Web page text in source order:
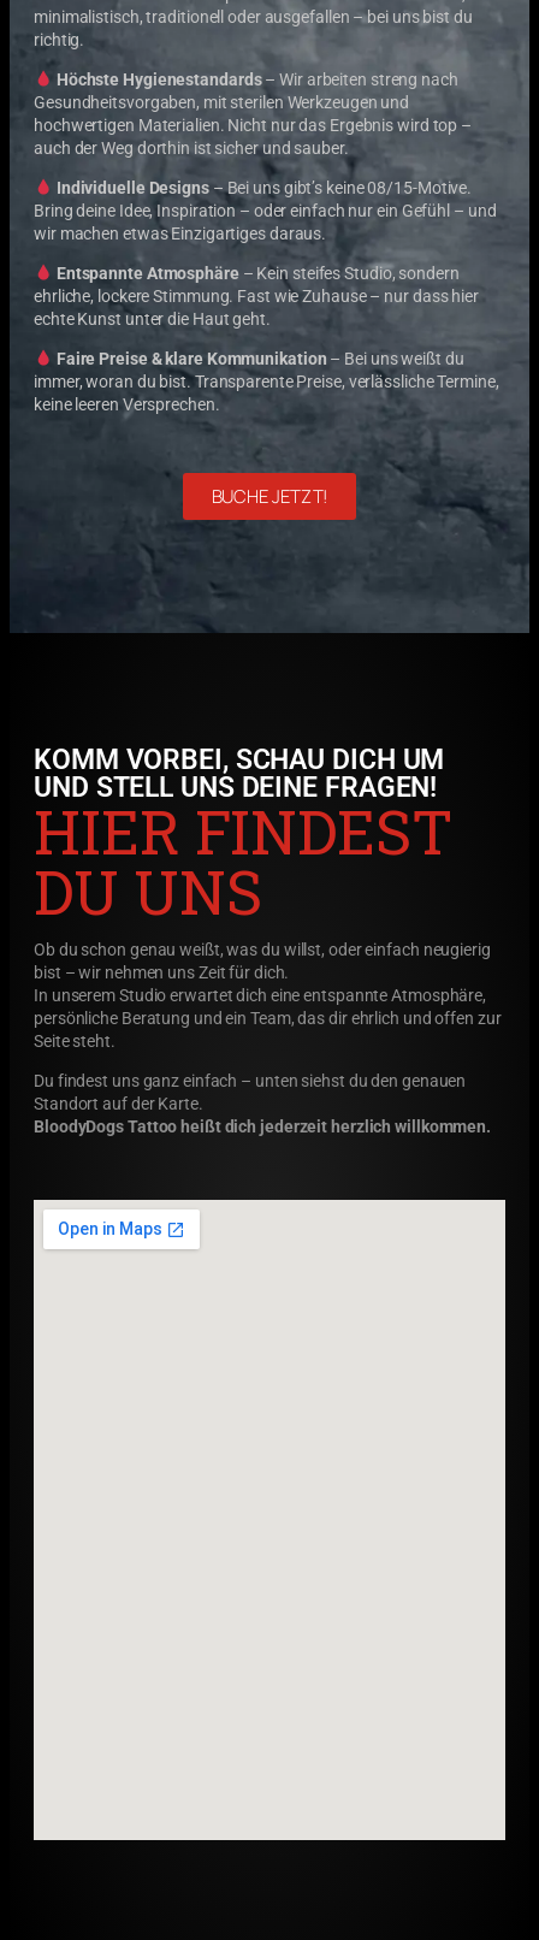
minimalistisch, traditionell oder ausgefallen – bei uns bist du
richtig.
Höchste Hygienestandards– Wir arbeiten streng nach
Gesundheitsvorgaben, mit sterilen Werkzeugen und
hochwertigen Materialien. Nicht nur das Ergebnis wird top –
auch der Weg dorthin ist sicher und sauber.
Individuelle Designs– Bei uns gibt’s keine 08/15-Motive.
Bring deine Idee, Inspiration – oder einfach nur ein Gefühl – und
wir machen etwas Einzigartiges daraus.
Entspannte Atmosphäre– Kein steifes Studio, sondern
ehrliche, lockere Stimmung. Fast wie Zuhause – nur dass hier
echte Kunst unter die Haut geht.
Faire Preise & klare Kommunikation – Bei uns weißt du
immer, woran du bist. Transparente Preise, verlässliche Termine,
keine leeren Versprechen.
BUCHE JETZT!
KOMM VORBEI, SCHAU DICH UM
UND STELL UNS DEINE FRAGEN!
HIER FINDEST
DU UNS
Ob du schon genau weißt, was du willst, oder einfach neugierig
bist – wir nehmen uns Zeit für dich.
In unserem Studio erwartet dich eine entspannte Atmosphäre,
persönliche Beratung und ein Team, das dir ehrlich und offen zur
Seite steht.
Du findest uns ganz einfach – unten siehst du den genauen
Standort auf der Karte.
BloodyDogs Tattoo heißt dich jederzeit herzlich willkommen.